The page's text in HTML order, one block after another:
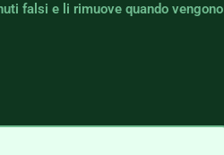
falsi e li rimuove quando vengono